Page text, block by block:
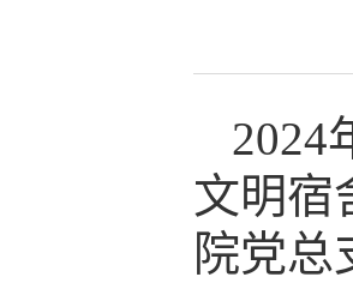
2024
文明宿
院党